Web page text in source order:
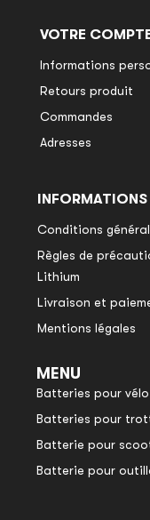
VOTRE
Informations
Retours produit
Commandes
Adresses
INFORMATIONS
Conditions
Règles de
Lithium
Livraison et
Mentions légales
MENU
Batteries pour
Batteries pour
Batterie pour
Batterie pour